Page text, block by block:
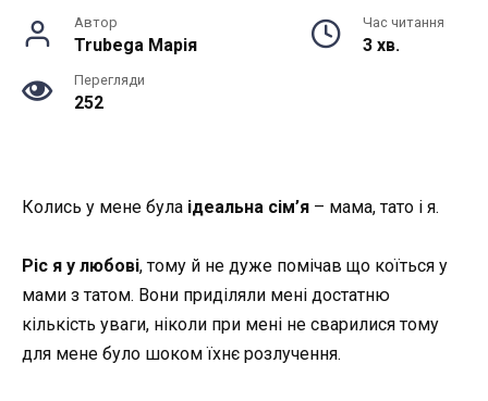
Автор
Trubega Марія
Час читання
3 хв.
Перегляди
252
Колись у мене була ідеальна сім’я – мама, тато і я.
Ріс я у любові, тому й не дуже помічав що коїться у
мами з татом. Вони приділяли мені достатню
кількість уваги, ніколи при мені не сварилися тому
для мене було шоком їхнє розлучення.